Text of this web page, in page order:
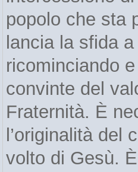
popolo che sta
lancia la sfida
ricominciando
convinte del
Fraternità. È
l’originalità del
volto di Gesù.